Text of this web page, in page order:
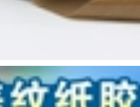
215,000
Nhập khẩu nguyên
cao NO.903 Nhiệt độ
cách điện
370,000